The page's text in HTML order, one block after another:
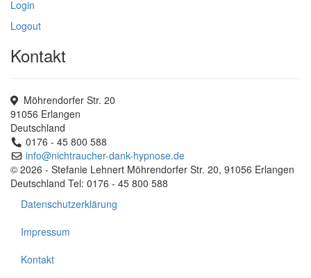
Login
Logout
Kontakt
Möhrendorfer Str. 20
91056 Erlangen
Deutschland
0176 - 45 800 588
info@nichtraucher-dank-hypnose.de
© 2026 - Stefanie Lehnert Möhrendorfer Str. 20, 91056 Erlangen
Deutschland Tel: 0176 - 45 800 588
Datenschutzerklärung
Impressum
Kontakt